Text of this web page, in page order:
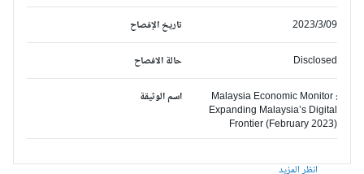
تاريخ الإفصاح 2023/3/09
حالة الافصاح Disclosed
اسم الوثيقة
Malaysia Economic Monitor :
Expanding Malaysia’s Digital
Frontier (February 2023)
انظر المزيد